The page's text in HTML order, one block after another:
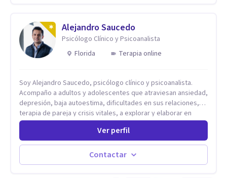
para ayudarte a recuperar tu bienestar emocional. Terapia
Individual, de Pareja y Familiar: Trabajamos contigo y tus
seres queridos para fortalecer las relaciones y mejorar la
dinámica familiar. Evaluaciones Psicológicas y Terapias
Terapia de exposición Terapia de juego para niños
Tratamiento de Traumas y Trastornos de Estrés
Postraumático: Ofrecemos apoyo psicológico para ayudarte
a superar experiencias traumáticas y mejorar tu calidad de
vida. Tratamiento de Adicciones.
Alejandro Saucedo
Psicólogo Clínico y Psicoanalista
Florida
Terapia online
Soy Alejandro Saucedo, psicólogo clínico y psicoanalista.
Acompaño a adultos y adolescentes que atraviesan ansiedad,
depresión, baja autoestima, dificultades en sus relaciones,
terapia de pareja y crisis vitales, a explorar y elaborar en
profundidad los conflictos internos que generan malestar en
autoconocimiento y análisis, es posible acceder a las
historias personales, elaborar las experiencias del pasado y
resignificarlas, liberando su influencia para construir un futuro
Ver perfil
Contactar